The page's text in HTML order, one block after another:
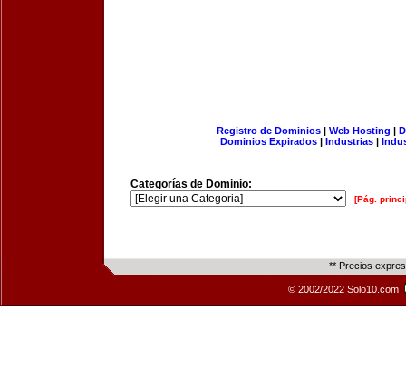
Registro de Dominios| Web Hosting |
Dominios Expirados | Industrias |
Categorías de Dominio:
[Pág.
** Precios
© 2002/2022 Solo10.com